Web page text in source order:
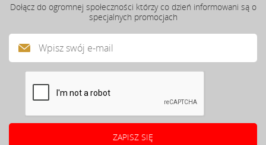
Dołącz do ogromnej społeczności którzy co dzień informowani są o
specjalnych promocjach